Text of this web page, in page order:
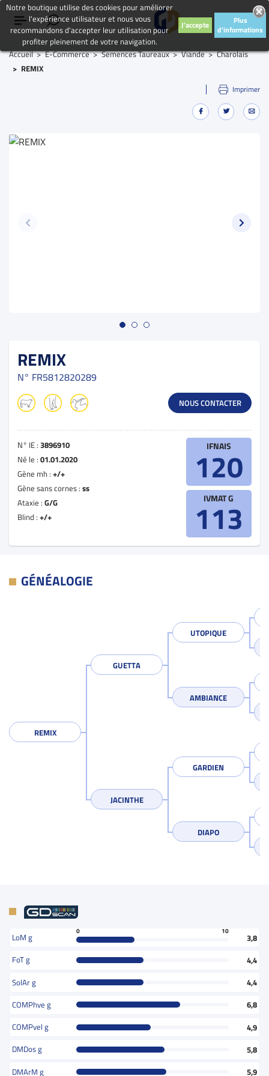
Accueil E-Commerce Semences Taureaux Viande
Charolais
REMIX
Imprimer
REMIX
N° FR5812820289
NOUS CONTACTER
N° IE : 3896910
Né le : 01.01.2020
Gène mh : +/+
Gène sans cornes : ss
Ataxie : G/G
Blind : +/+
IFNAIS
120
IVMAT G
113
GÉNÉALOGIE
REMIX
GUETTA
UTOPIQUE
AMBIANCE
JACINTHE
GARDIEN
DIAPO
LoM g
0 10
3,8
FoT g
4,4
SolAr g
4,4
COMPhve g
6,8
COMPvel g
4,9
DMDos g
5,8
DMArM g
5,9
Notre boutique utilise des cookies pour améliorer
l'expérience utilisateur et nous vous
recommandons d'accepter leur utilisation pour
profiter pleinement de votre navigation.
J'accepte
Plus
d'informations